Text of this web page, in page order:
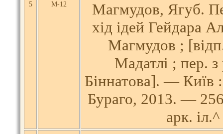
5 М-12
Магмудов, Ягуб.
хід ідей Гейдара
Магмудов ;
Мадатлі ; пер.
Біннатова]. — Київ
Бураго, 2013. —
арк. іл.^